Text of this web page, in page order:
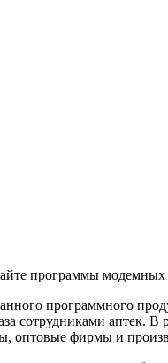
программы модемных
программного
сотрудниками аптек.
оптовые фирмы и